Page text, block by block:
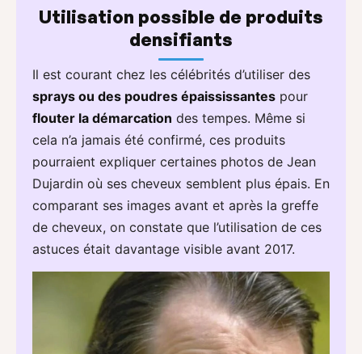
Utilisation possible de produits
densifiants
Il est courant chez les célébrités d’utiliser des
sprays ou des poudres épaississantes pour
flouter la démarcation des tempes. Même si
cela n’a jamais été confirmé, ces produits
pourraient expliquer certaines photos de Jean
Dujardin où ses cheveux semblent plus épais. En
comparant ses images avant et après la greffe
de cheveux, on constate que l’utilisation de ces
astuces était davantage visible avant 2017.